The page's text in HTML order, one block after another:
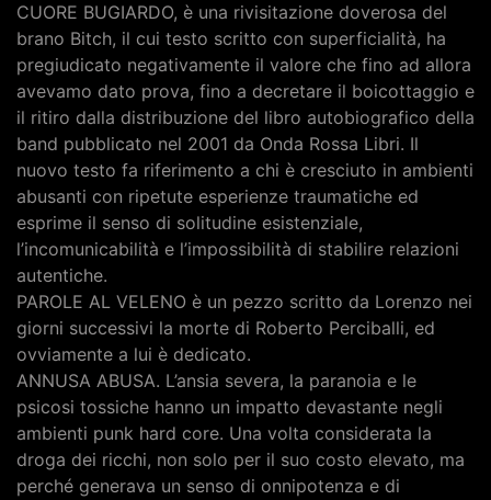
CUORE BUGIARDO, è una rivisitazione doverosa del
brano Bitch, il cui testo scritto con superficialità, ha
pregiudicato negativamente il valore che fino ad allora
avevamo dato prova, fino a decretare il boicottaggio e
il ritiro dalla distribuzione del libro autobiografico della
band pubblicato nel 2001 da Onda Rossa Libri. Il
nuovo testo fa riferimento a chi è cresciuto in ambienti
abusanti con ripetute esperienze traumatiche ed
esprime il senso di solitudine esistenziale,
l’incomunicabilità e l’impossibilità di stabilire relazioni
autentiche.
PAROLE AL VELENO è un pezzo scritto da Lorenzo nei
giorni successivi la morte di Roberto Perciballi, ed
ovviamente a lui è dedicato.
ANNUSA ABUSA. L’ansia severa, la paranoia e le
psicosi tossiche hanno un impatto devastante negli
ambienti punk hard core. Una volta considerata la
droga dei ricchi, non solo per il suo costo elevato, ma
perché generava un senso di onnipotenza e di